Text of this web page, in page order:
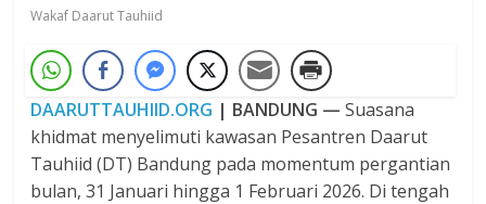
Wakaf Daarut Tauhiid
DAARUTTAUHIID.ORG | BANDUNG — Suasana
khidmat menyelimuti kawasan Pesantren Daarut
Tauhiid (DT) Bandung pada momentum pergantian
bulan, 31 Januari hingga 1 Februari 2026. Di tengah